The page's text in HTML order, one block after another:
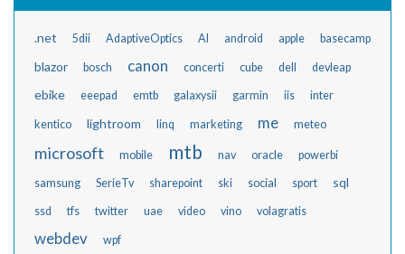
.net 5dii AdaptiveOptics AI android apple basecamp
blazor bosch canon concerti cube dell devleap
ebike eeepad emtb galaxysii garmin iis inter
kentico lightroom linq marketing me meteo
microsoft mobile mtb nav oracle powerbi
samsung SerieTv sharepoint ski social sport sql
ssd tfs twitter uae video vino volagratis
webdev wpf